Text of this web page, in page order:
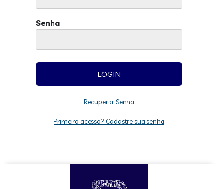
Senha
Recuperar Senha
Primeiro acesso? Cadastre sua senha